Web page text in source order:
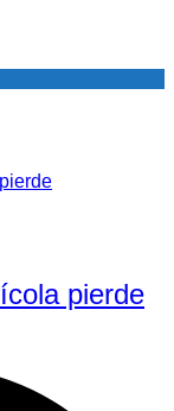
pierde